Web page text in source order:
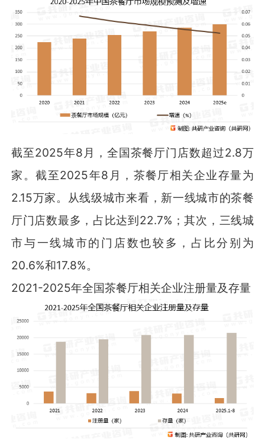
截至2025年8月，全国茶餐厅门店数超过2.8万
家。截至2025年8月，茶餐厅相关企业存量为
2.15万家。从线级城市来看，新一线城市的茶餐
厅门店数最多，占比达到22.7%；其次，三线城
市与一线城市的门店数也较多，占比分别为
20.6%和17.8%。
2021-2025年全国茶餐厅相关企业注册量及存量